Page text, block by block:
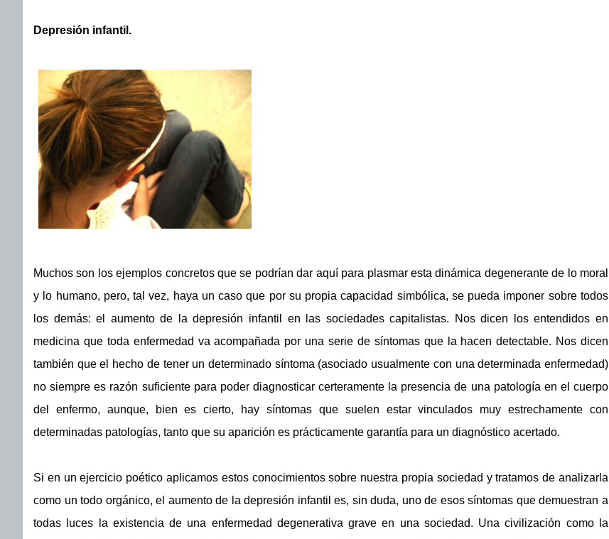
Depresión infantil.
Muchos son los ejemplos concretos que se podrían dar aquí para plasmar esta dinámica degenerante de lo moral
y lo humano, pero, tal vez, haya un caso que por su propia capacidad simbólica, se pueda imponer sobre todos
los demás: el aumento de la depresión infantil en las sociedades capitalistas. Nos dicen los entendidos en
medicina que toda enfermedad va acompañada por una serie de síntomas que la hacen detectable. Nos dicen
también que el hecho de tener un determinado síntoma (asociado usualmente con una determinada enfermedad)
no siempre es razón suficiente para poder diagnosticar certeramente la presencia de una patología en el cuerpo
del enfermo, aunque, bien es cierto, hay síntomas que suelen estar vinculados muy estrechamente con
determinadas patologías, tanto que su aparición es prácticamente garantía para un diagnóstico acertado.
Si en un ejercicio poético aplicamos estos conocimientos sobre nuestra propia sociedad y tratamos de analizarla
como un todo orgánico, el aumento de la depresión infantil es, sin duda, uno de esos síntomas que demuestran a
todas luces la existencia de una enfermedad degenerativa grave en una sociedad. Una civilización como la